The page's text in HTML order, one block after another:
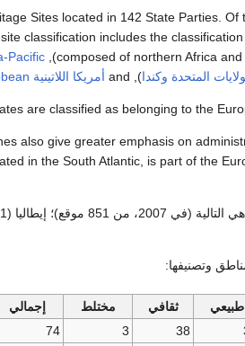
Sites located in 142 State Parties.
classification includes the
),
Pacific
المتحدة وكندا), and أمريكا اللاتينية
are classified as belonging to the
also give greater emphasis on
in the South Atlantic, is part of the
وتصنيفها:
طبيعي ثقافي مختلط إجمالي
38
3
74